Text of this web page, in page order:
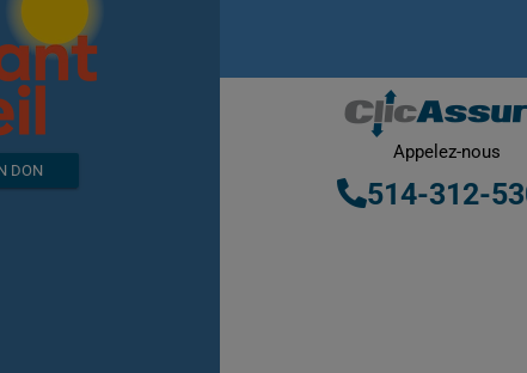
DON
Appelez-nous
514-312-